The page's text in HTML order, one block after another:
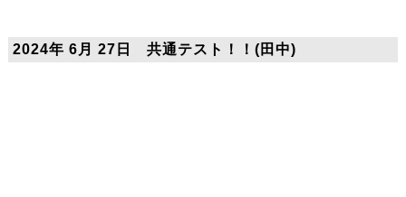
2024年 6月 27日 共通テスト！！(田中)